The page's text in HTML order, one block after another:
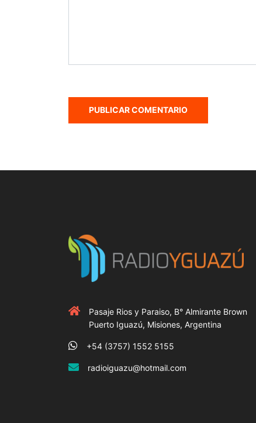
Pasaje Rios y Paraiso, B° Almirante Brown
Puerto Iguazú, Misiones, Argentina
+54 (3757) 1552 5155
radioiguazu@hotmail.com